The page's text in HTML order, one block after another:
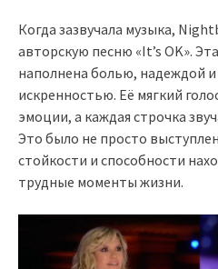
Когда зазвучала музыка,
авторскую песню «It’s OK».
наполнена болью, надеждой
искренностью. Её мягкий
эмоции, а каждая строчка
Это было не просто
стойкости и способности
трудные моменты жизни.